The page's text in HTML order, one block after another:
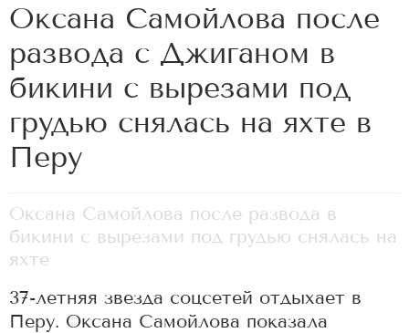
Оксана Самойлова после
развода с Джиганом в
бикини с вырезами под
грудью снялась на яхте в
Перу
Оксана Самойлова после развода в
бикини с вырезами под грудью снялась на
яхте
37-летняя звезда соцсетей отдыхает в
Перу. Оксана Самойлова показала